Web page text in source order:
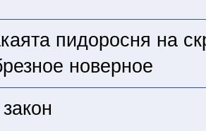
пидоросня на
новерное